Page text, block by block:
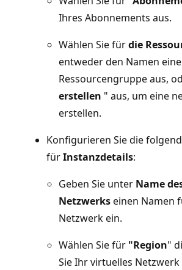
Ihres Abonnements aus.
Wählen Sie fürdie
entweder den Namen
Ressourcengruppe aus,
erstellen " aus, um eine
erstellen.
Konfigurieren Sie die
fürInstanzdetails:
Geben Sie unter Name
Netzwerkseinen Namen
Netzwerk ein.
Wählen Sie für "Region"
Sie Ihr virtuelles